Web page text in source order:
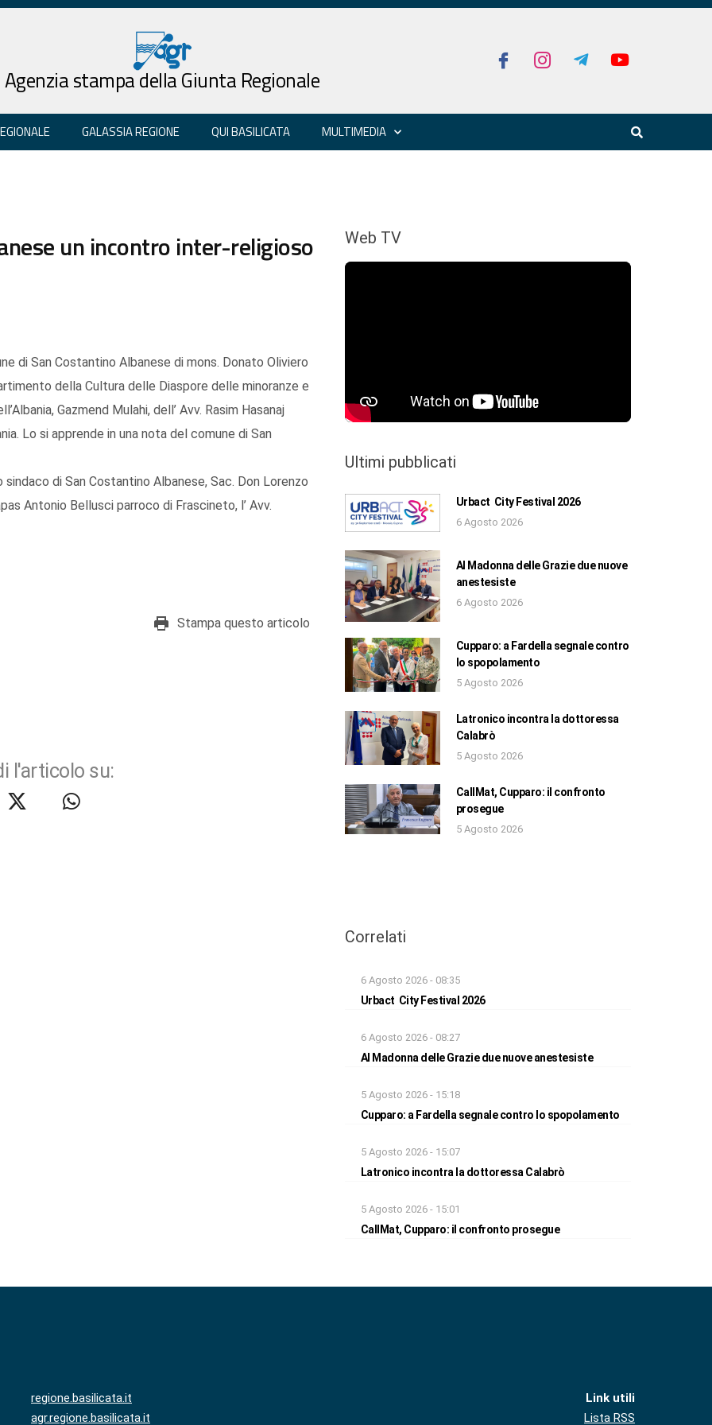
Agenzia stampa della Giunta Regionale
GALASSIA REGIONE QUI BASILICATA MULTIMEDIA
un incontro inter-religioso
di San Costantino Albanese di mons. Donato Oliviero
della Cultura delle Diaspore delle minoranze e
Gazmend Mulahi, dell’ Avv. Rasim Hasanaj
Lo si apprende in una nota del comune di San
di San Costantino Albanese, Sac. Don Lorenzo
Antonio Bellusci parroco di Frascineto, l’ Avv.
Stampa questo articolo
l'articolo su:
Web TV
Ultimi pubblicati
Urbact City Festival 2026
6 Agosto 2026
Al Madonna delle Grazie due nuove
anestesiste
6 Agosto 2026
Cupparo: a Fardella segnale contro
lo spopolamento
5 Agosto 2026
Latronico incontra la dottoressa
Calabrò
5 Agosto 2026
CallMat, Cupparo: il confronto
prosegue
5 Agosto 2026
Correlati
6 Agosto 2026 - 08:35
Urbact City Festival 2026
6 Agosto 2026 - 08:27
Al Madonna delle Grazie due nuove anestesiste
5 Agosto 2026 - 15:18
Cupparo: a Fardella segnale contro lo spopolamento
5 Agosto 2026 - 15:07
Latronico incontra la dottoressa Calabrò
5 Agosto 2026 - 15:01
CallMat, Cupparo: il confronto prosegue
regione.basilicata.it
agr.regione.basilicata.it
Link utili
Lista RSS